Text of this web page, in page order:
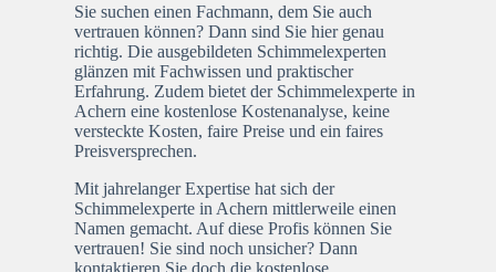
Sie suchen einen Fachmann, dem Sie auch
vertrauen können? Dann sind Sie hier genau
richtig. Die ausgebildeten Schimmelexperten
glänzen mit Fachwissen und praktischer
Erfahrung. Zudem bietet der Schimmelexperte in
Achern eine kostenlose Kostenanalyse, keine
versteckte Kosten, faire Preise und ein faires
Preisversprechen.
Mit jahrelanger Expertise hat sich der
Schimmelexperte in Achern mittlerweile einen
Namen gemacht. Auf diese Profis können Sie
vertrauen! Sie sind noch unsicher? Dann
kontaktieren Sie doch die kostenlose